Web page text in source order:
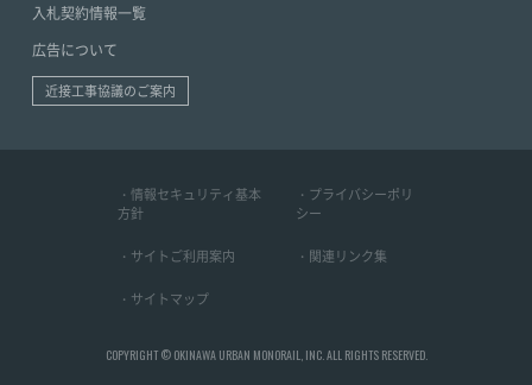
入札契約情報一覧
広告について
近接工事協議のご案内
・情報セキュリティ基本
方針
・プライバシーポリ
シー
・サイトご利用案内 ・関連リンク集
・サイトマップ
COPYRIGHT © OKINAWA URBAN MONORAIL, INC. ALL RIGHTS RESERVED.